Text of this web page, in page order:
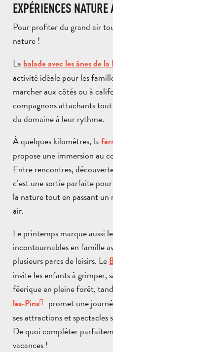
EXPÉRIENCES NATURE AVEC LES ENFANTS
Pour profiter du grand air tout en s’amusant, direction la
nature !
La balade avec les ânes de la Font de Mai
activité idéale pour les familles. Les enfants adorent
marcher aux côtés ou à califourchon de ces
compagnons attachants tout en découvrant les paysages
du domaine à leur rythme.
À quelques kilomètres, laferme animalière d’Auriol
propose une immersion au cœur du monde animal.
Entre rencontres, découvertes et moments de partage,
c’est une sortie parfaite pour sensibiliser les plus jeunes à
la nature tout en passant un moment agréable en plein
air.
Le printemps marque aussi le retour des sorties
incontournables en famille avec la réouverture de
plusieurs parcs de loisirs. Le Bois des Lutins à Peypin
invite les enfants à grimper, sauter et explorer un univers
féerique en pleine forêt, tandis que
les-Pins
promet une journée riche en sensations avec
ses attractions et spectacles sur le thème du Far West.
De quoi compléter parfaitement votre programme de
vacances !